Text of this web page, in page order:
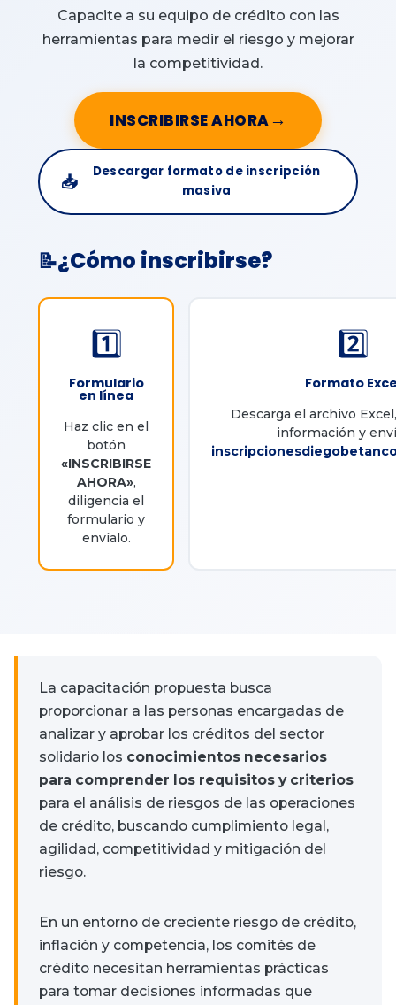
Capacite a su equipo de crédito con las
herramientas para medir el riesgo y mejorar
la competitividad.
INSCRIBIRSE AHORA→
📥
Descargar formato de inscripción
masiva
📝¿Cómo inscribirse?
1️⃣
Formulario
en línea
Haz clic en el
botón
«INSCRIBIRSE
AHORA»,
diligencia el
formulario y
envíalo.
2️⃣
Formato
Descarga el archivo
información y
La capacitación propuesta busca
proporcionar a las personas encargadas de
analizar y aprobar los créditos del sector
solidario los conocimientos necesarios
para comprender los requisitos y criterios
para el análisis de riesgos de las operaciones
de crédito, buscando cumplimiento legal,
agilidad, competitividad y mitigación del
riesgo.
En un entorno de creciente riesgo de crédito,
inflación y competencia, los comités de
crédito necesitan herramientas prácticas
para tomar decisiones informadas que